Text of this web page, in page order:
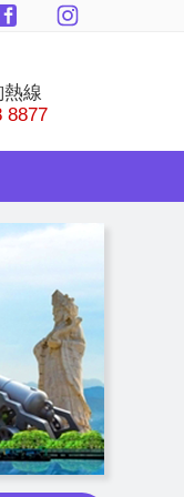
熱線
8877
球旅遊情報網